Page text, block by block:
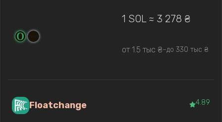
1 SOL ≈ 3 278 ₴
от 1.5 тыс ₴—до 330 тыс ₴
Floatchange 4.89